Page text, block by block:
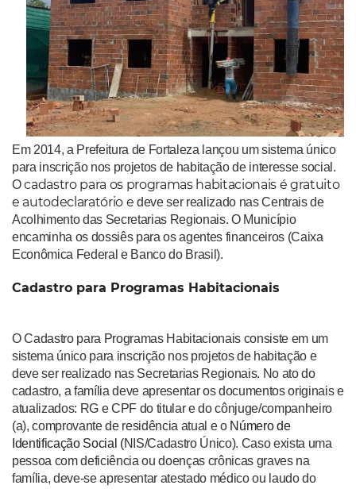
Em 2014, a Prefeitura de Fortaleza lançou um sistema único
para inscrição nos projetos de habitação de interesse social.
Ocadastro para os programas habitacionais é gratuito
e autodeclaratório e deve ser realizado nas Centrais de
Acolhimento das Secretarias Regionais. O Município
encaminha os dossiês para os agentes financeiros (Caixa
Econômica Federal e Banco do Brasil).
Cadastro para Programas Habitacionais
O Cadastro para Programas Habitacionais consiste em um
sistema único para inscrição nos projetos de habitação e
deve ser realizado nas Secretarias Regionais. No ato do
cadastro, a família deve apresentar os documentos originais e
atualizados: RG e CPF do titular e do cônjuge/companheiro
(a), comprovante de residência atual e o Número de
Identificação Social (NIS/Cadastro Único). Caso exista uma
pessoa com deficiência ou doenças crônicas graves na
família, deve-se apresentar atestado médico ou laudo do